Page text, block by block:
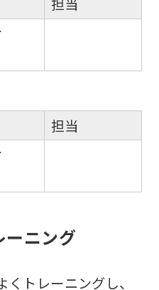
担当
ーニング
トレーニングし、